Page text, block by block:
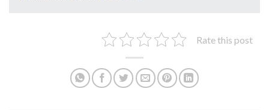
Rate this post